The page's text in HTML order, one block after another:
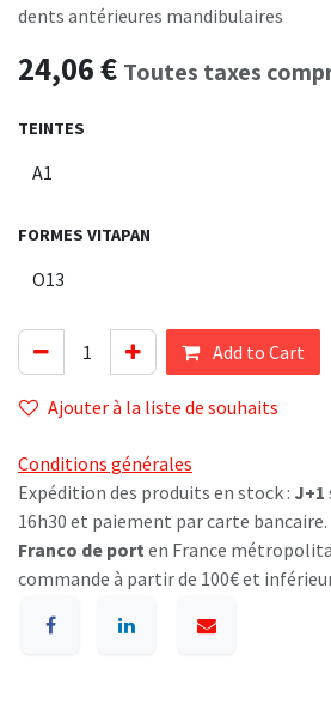
dents antérieures mandibulaires
24,06€ Toutes taxes
TEINTES
FORMES VITAPAN
Add to Cart
Ajouter à la liste de souhaits
Conditions générales
Expédition des produits en stock : J+1
16h30 et paiement par carte bancaire.
Franco de port en France
commande à partir de 100€ et